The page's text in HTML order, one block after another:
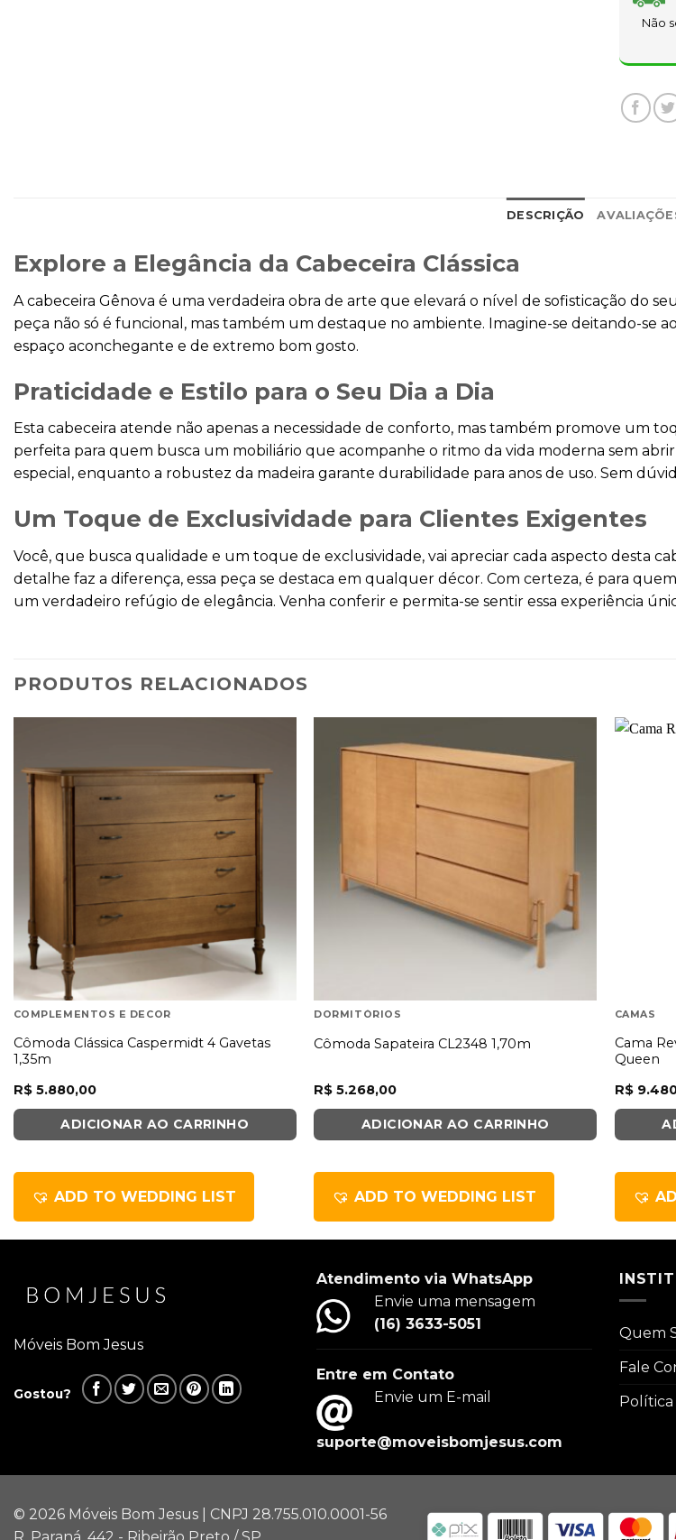
Não
DESCRIÇÃO
Explore a Elegância da Cabeceira Clássica
A cabeceira Gênova é uma verdadeira obra de arte que elevará o nível de sofisticação do
peça não só é funcional, mas também um destaque no ambiente. Imagine-se deitando-se
espaço aconchegante e de extremo bom gosto.
Praticidade e Estilo para o Seu Dia a Dia
Esta cabeceira atende não apenas a necessidade de conforto, mas também promove um
perfeita para quem busca um mobiliário que acompanhe o ritmo da vida moderna sem
especial, enquanto a robustez da madeira garante durabilidade para anos de uso. Sem
Um Toque de Exclusividade para Clientes Exigentes
Você, que busca qualidade e um toque de exclusividade, vai apreciar cada aspecto desta
detalhe faz a diferença, essa peça se destaca em qualquer décor. Com certeza, é para
um verdadeiro refúgio de elegância. Venha conferir e permita-se sentir essa experiência
PRODUTOS RELACIONADOS
COMPLEMENTOS E DECOR
Cômoda Clássica Caspermidt 4 Gavetas
1,35m
R$5.880,00
ADICIONAR AO CARRINHO
ADD TO WEDDING LIST
DORMITÓRIOS
Cômoda Sapateira CL2348 1,70m
R$ 5.268,00
ADICIONAR AO CARRINHO
ADD TO WEDDING LIST
CAMAS
Cama
Queen
R$
Móveis Bom Jesus
Gostou?
Atendimento via WhatsApp
Envie uma mensagem
(16) 3633-5051
Entre em Contato
Envie um E-mail
suporte@moveisbomjesus.com
Quem
Fale
Política
© 2026 Móveis Bom Jesus | CNPJ 28.755.010.0001-56
R. Paraná, 442 - Ribeirão Preto / SP